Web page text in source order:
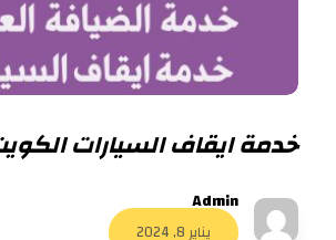
خدمة ايقاف السيارات الكويت |56632006| فاليه
Admin
يناير 8, 2024